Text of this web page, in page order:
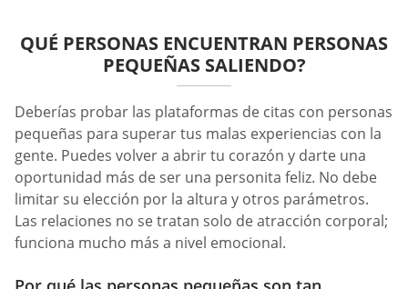
QUÉ PERSONAS ENCUENTRAN PERSONAS
PEQUEÑAS SALIENDO?
Deberías probar las plataformas de citas con personas
pequeñas para superar tus malas experiencias con la
gente. Puedes volver a abrir tu corazón y darte una
oportunidad más de ser una personita feliz. No debe
limitar su elección por la altura y otros parámetros.
Las relaciones no se tratan solo de atracción corporal;
funciona mucho más a nivel emocional.